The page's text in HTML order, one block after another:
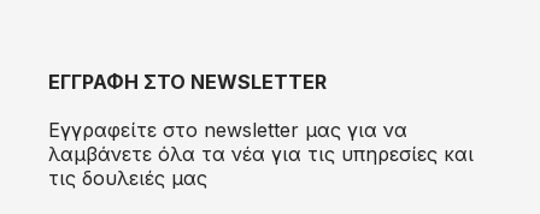
ΕΓΓΡΑΦΗ ΣΤΟ NEWSLETTER
Εγγραφείτε στο newsletter μας για να
λαμβάνετε όλα τα νέα για τις υπηρεσίες και
τις δουλειές μας